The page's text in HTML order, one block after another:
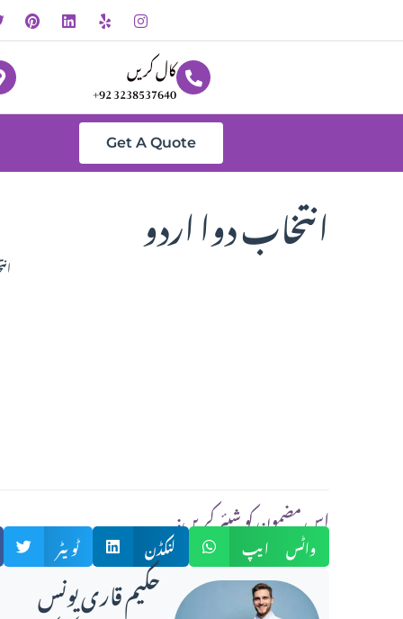
کال کریں
+92 3238537640
Get A Quote
انتخاب دوا اردو
:اس مضمون کو شیئر کریں
ٹویٹر لنکڈن واٹس ایپ
حکیم قاری یونس